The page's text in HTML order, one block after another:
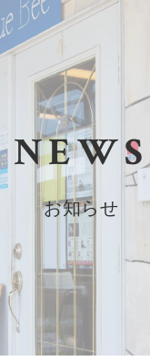
NEWS
お知らせ